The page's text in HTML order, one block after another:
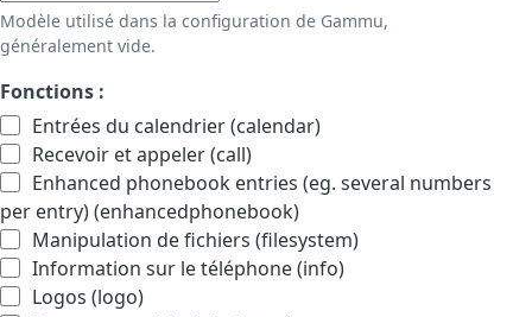
Modèle utilisé dans la configuration de Gammu,
généralement vide.
Fonctions :
Entrées du calendrier (calendar)
Recevoir et appeler (call)
Enhanced phonebook entries (eg. several numbers
per entry) (enhancedphonebook)
Manipulation de fichiers (filesystem)
Information sur le téléphone (info)
Logos (logo)